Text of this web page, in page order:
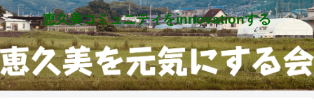
恵久美コミュニティをinnovationする